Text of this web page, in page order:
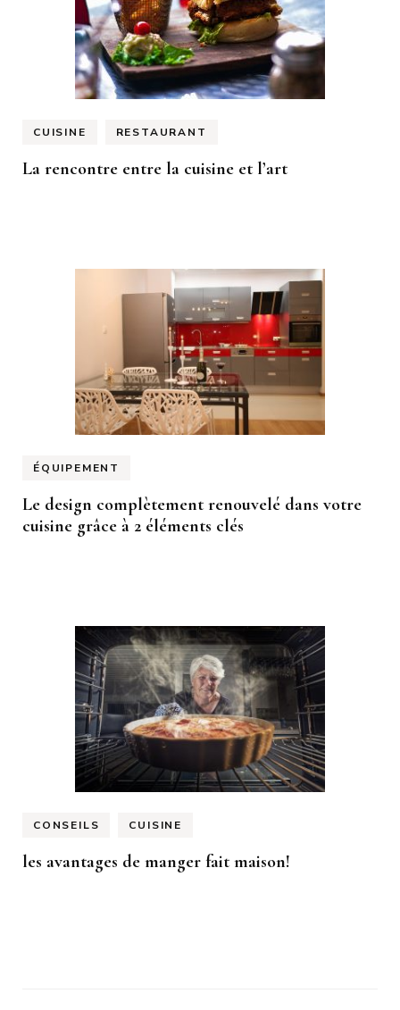
CUISINE RESTAURANT
La rencontre entre la cuisine et l’art
ÉQUIPEMENT
Le design complètement renouvelé dans votre
cuisine grâce à 2 éléments clés
CONSEILS CUISINE
les avantages de manger fait maison!